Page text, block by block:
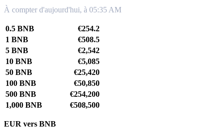
À compter d'aujourd'hui, à 05:35 AM
0.5 BNB
€254.2
1 BNB
€508.5
5 BNB
€2,542
10 BNB
€5,085
50 BNB
€25,420
100 BNB
€50,850
500 BNB
€254,200
1,000 BNB
€508,500
EUR vers BNB